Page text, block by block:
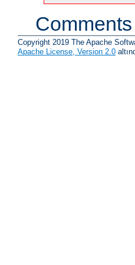
Copyright 2019 The Apache
Apache License, Version 2.0